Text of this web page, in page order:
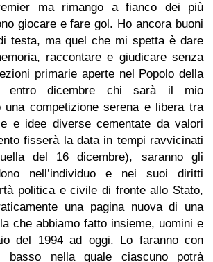
ma rimango a fianco dei più
giocare e fare gol. Ho ancora buoni
testa, ma quel che mi spetta è dare
raccontare e giudicare senza
primarie aperte nel Popolo della
entro dicembre chi sarà il mio
una competizione serena e libera tra
e idee diverse cementate da valori
fisserà la data in tempi ravvicinati
del 16 dicembre), saranno gli
nell’individuo e nei suoi diritti
politica e civile di fronte allo Stato,
una pagina nuova di una
che abbiamo fatto insieme, uomini e
del 1994 ad oggi. Lo faranno con
basso nella quale ciascuno potrà